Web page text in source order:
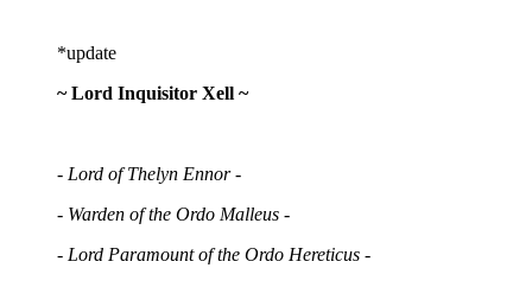
*update
~ Lord Inquisitor Xell ~
- Lord of Thelyn Ennor -
- Warden of the Ordo Malleus -
- Lord Paramount of the Ordo Hereticus -